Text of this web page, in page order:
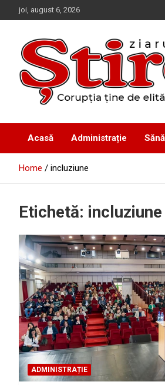
to
joi, august 6, 2026
Ziarul Știrea
Acasă Administrație
Home incluziune
Etichetă: incluziune
ADMINISTRAȚIE